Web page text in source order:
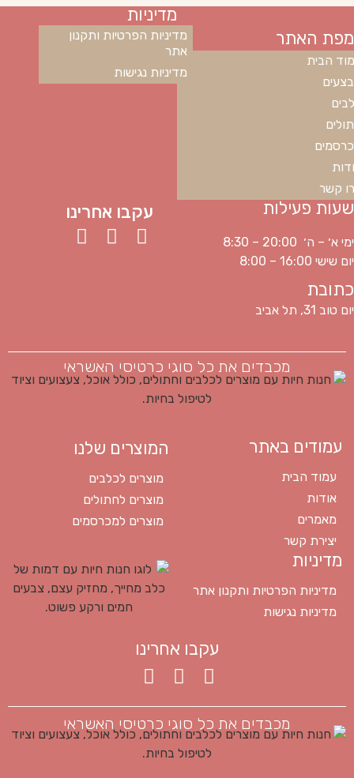
מפת האתר
הבית
קשר
מדיניות
מדיניות הפרטיות ותקנון
אתר
מדיניות נגישות
שעות פעילות
ימי א׳ – ה׳ 20:00 – 8:30
יום שישי 16:00 – 8:00
כתובת
יום טוב 31, תל אביב
עקבו אחרינו
מכבדים את כל סוגי כרטיסי האשראי
עמודים באתר
עמוד הבית
אודות
מאמרים
יצירת קשר
המוצרים שלנו
מוצרים לכלבים
מוצרים לחתולים
מוצרים למכרסמים
מדיניות
מדיניות הפרטיות ותקנון אתר
מדיניות נגישות
עקבו אחרינו
מכבדים את כל סוגי כרטיסי האשראי